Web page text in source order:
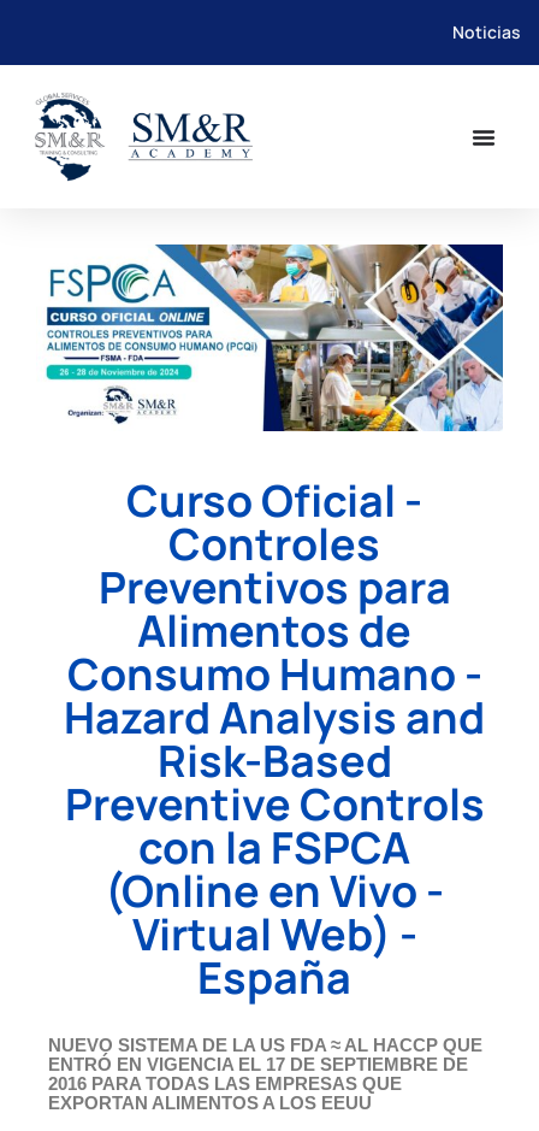
Saltar
contenido
Noticias
Curso Oficial -
Controles
Preventivos para
Alimentos de
Consumo Humano -
Hazard Analysis and
Risk-Based
Preventive Controls
con la FSPCA
(Online en Vivo -
Virtual Web) -
España
NUEVO SISTEMA DE LA US FDA ≈ AL HACCP QUE
ENTRÓ EN VIGENCIA EL 17 DE SEPTIEMBRE DE
2016 PARA TODAS LAS EMPRESAS QUE
EXPORTAN ALIMENTOS A LOS EEUU